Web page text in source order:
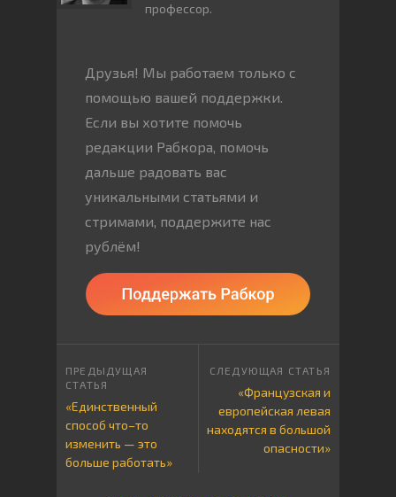
профессор.
Друзья! Мы работаем только с
помощью вашей поддержки.
Если вы хотите помочь
редакции Рабкора, помочь
дальше радовать вас
уникальными статьями и
стримами, поддержите нас
рублём!
«Единственный
способ что–то
изменить — это
больше работать»
«Французская и
европейская левая
находятся в большой
опасности»